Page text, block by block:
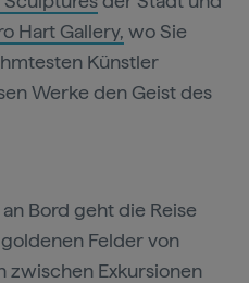
Hart Gallery, wo Sie
Künstler
Werke den Geist des
Bord geht die Reise
Felder von
zwischen Exkursionen